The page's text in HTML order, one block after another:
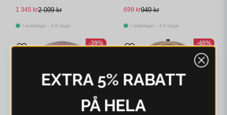
2 099 kr
1 345 kr
I webblager - 4-8 dagar
949 kr
699 kr
I webblager - 4-8 dagar
-39% -40%
EXTRA 5% RABATT
PÅ HELA